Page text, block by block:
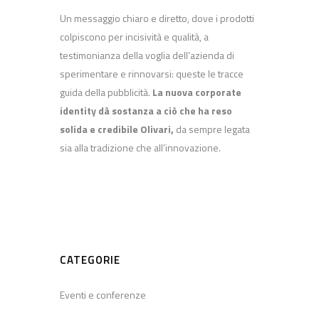
Un messaggio chiaro e diretto, dove i prodotti
colpiscono per incisività e qualità, a
testimonianza della voglia dell’azienda di
sperimentare e rinnovarsi: queste le tracce
guida della pubblicità. La nuova corporate
identity dà sostanza a ciò che ha reso
solida e credibile Olivari, da sempre legata
sia alla tradizione che all’innovazione.
CATEGORIE
Eventi e conferenze